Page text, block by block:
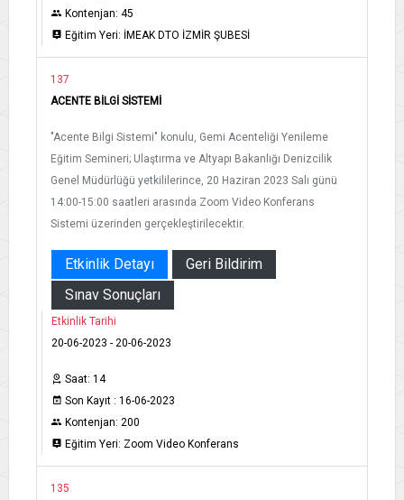
Kontenjan: 45
Eğitim Yeri: İMEAK DTO İZMİR ŞUBESİ
137
ACENTE BİLGİ SİSTEMİ
"Acente Bilgi Sistemi" konulu, Gemi Acenteliği Yenileme
Eğitim Semineri; Ulaştırma ve Altyapı Bakanlığı Denizcilik
Genel Müdürlüğü yetkililerince, 20 Haziran 2023 Salı günü
14:00-15:00 saatleri arasında Zoom Video Konferans
Sistemi üzerinden gerçekleştirilecektir.
Etkinlik Detayı
Geri Bildirim
Sınav Sonuçları
Etkinlik Tarihi
20-06-2023 - 20-06-2023
Saat: 14
Son Kayıt : 16-06-2023
Kontenjan: 200
Eğitim Yeri: Zoom Video Konferans
135